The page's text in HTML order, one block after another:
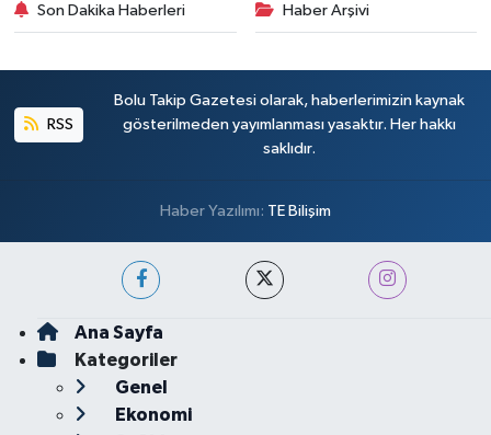
Son Dakika Haberleri Haber Arşivi
RSS
Bolu Takip Gazetesi olarak, haberlerimizin kaynak
gösterilmeden yayımlanması yasaktır. Her hakkı
saklıdır.
Haber Yazılımı: TE Bilişim
Ana Sayfa
Kategoriler
Genel
Ekonomi